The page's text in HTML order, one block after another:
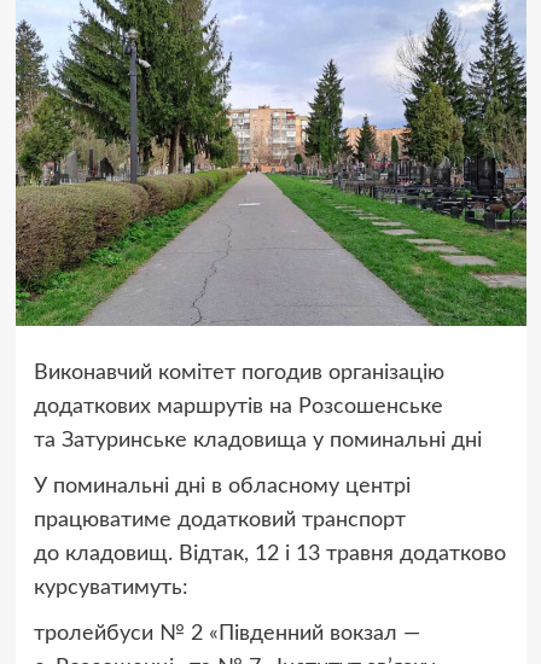
Виконавчий комітет погодив організацію
додаткових маршрутів на Розсошенське
та Затуринське кладовища у поминальні дні
У поминальні дні в обласному центрі
працюватиме додатковий транспорт
до кладовищ. Відтак, 12 і 13 травня додатково
курсуватимуть:
тролейбуси № 2 «Південний вокзал —